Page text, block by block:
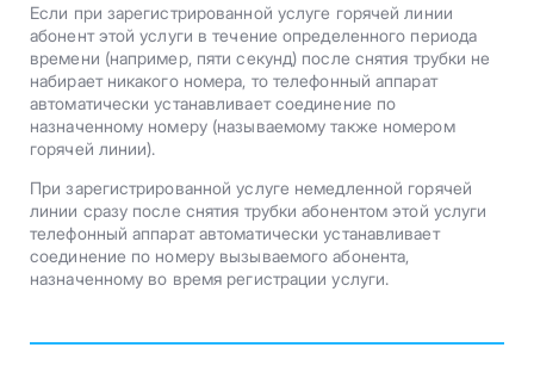
Если при зарегистрированной услуге горячей линии
абонент этой услуги в течение определенного периода
времени (например, пяти секунд) после снятия трубки не
набирает никакого номера, то телефонный аппарат
автоматически устанавливает соединение по
назначенному номеру (называемому также номером
горячей линии).
При зарегистрированной услуге немедленной горячей
линии сразу после снятия трубки абонентом этой услуги
телефонный аппарат автоматически устанавливает
соединение по номеру вызываемого абонента,
назначенному во время регистрации услуги.